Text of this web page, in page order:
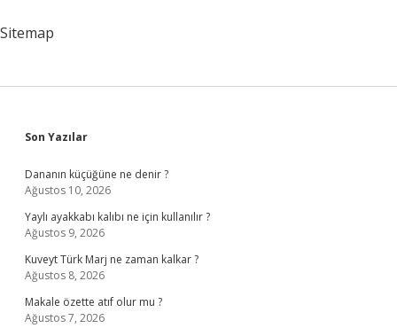
Sitemap
Sidebar
Son Yazılar
Dananın küçüğüne ne denir ?
Ağustos 10, 2026
Yaylı ayakkabı kalıbı ne için kullanılır ?
Ağustos 9, 2026
Kuveyt Türk Marj ne zaman kalkar ?
Ağustos 8, 2026
Makale özette atıf olur mu ?
Ağustos 7, 2026